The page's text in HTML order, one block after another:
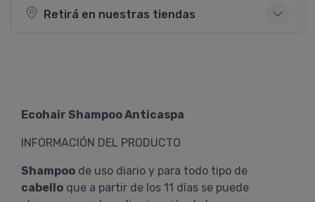
Retirá en nuestras tiendas
Ecohair Shampoo Anticaspa
INFORMACIÓN DEL PRODUCTO
Shampoo de uso diario y para todo tipo de
cabello que a partir de los 11 días se puede